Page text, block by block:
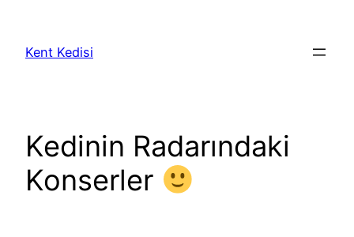
content
Kent Kedisi
Kedinin Radarındaki
Konserler